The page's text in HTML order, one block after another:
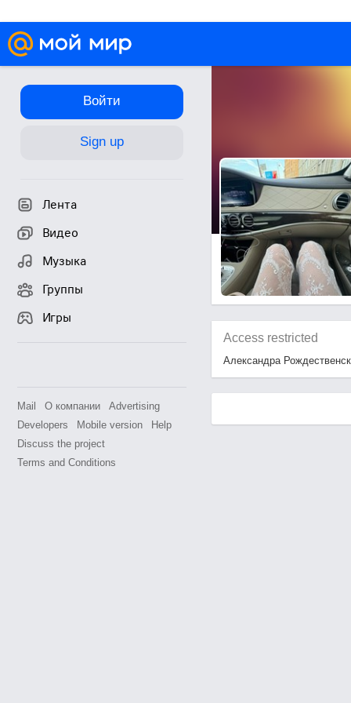
Войти
Sign up
Лента
Видео
Музыка
Группы
Игры
Mail О компании
Advertising
Developers
Mobile version
Help
Discuss the project
Terms and Conditions
Access restricted
Александра